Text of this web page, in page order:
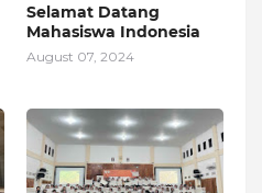
Selamat Datang
Mahasiswa Indonesia
August 07, 2024